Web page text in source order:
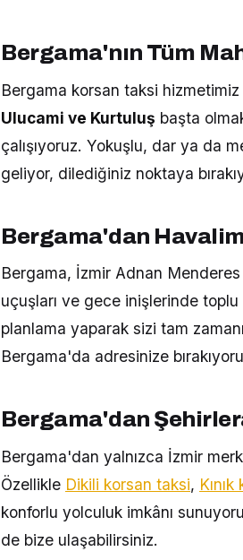
Bergama'nın Tüm
Bergama korsan taksi hizmetimiz
Ulucami ve Kurtuluş başta
çalışıyoruz. Yokuşlu, dar ya da
geliyor, dilediğiniz noktaya
Bergama'dan
Bergama, İzmir Adnan
uçuşları ve gece inişlerinde
planlama yaparak sizi tam
Bergama'da adresinize
Bergama'dan
Bergama'dan yalnızca İzmir
Özellikle Dikili korsan taksi,
konforlu yolculuk imkânı
de bize ulaşabilirsiniz.